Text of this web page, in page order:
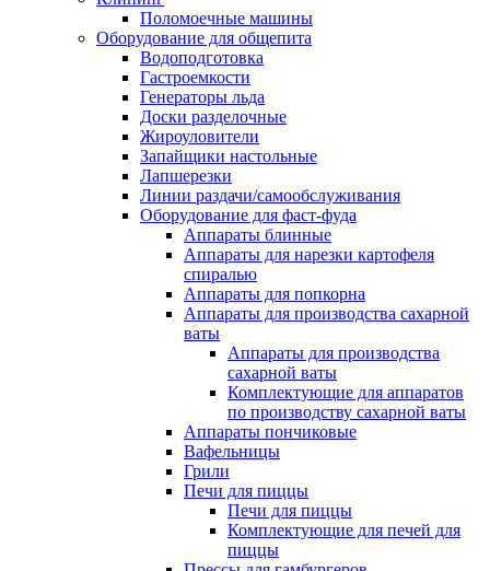
Поломоечные машины
Оборудование для общепита
Водоподготовка
Гастроемкости
Генераторы льда
Доски разделочные
Жироуловители
Запайщики настольные
Лапшерезки
Линии раздачи/самообслуживания
Оборудование для фаст-фуда
Аппараты блинные
Аппараты для нарезки картофеля
спиралью
Аппараты для попкорна
Аппараты для производства сахарной
ваты
Аппараты для производства
сахарной ваты
Комплектующие для аппаратов
по производству сахарной ваты
Аппараты пончиковые
Вафельницы
Грили
Печи для пиццы
Печи для пиццы
Комплектующие для печей для
пиццы